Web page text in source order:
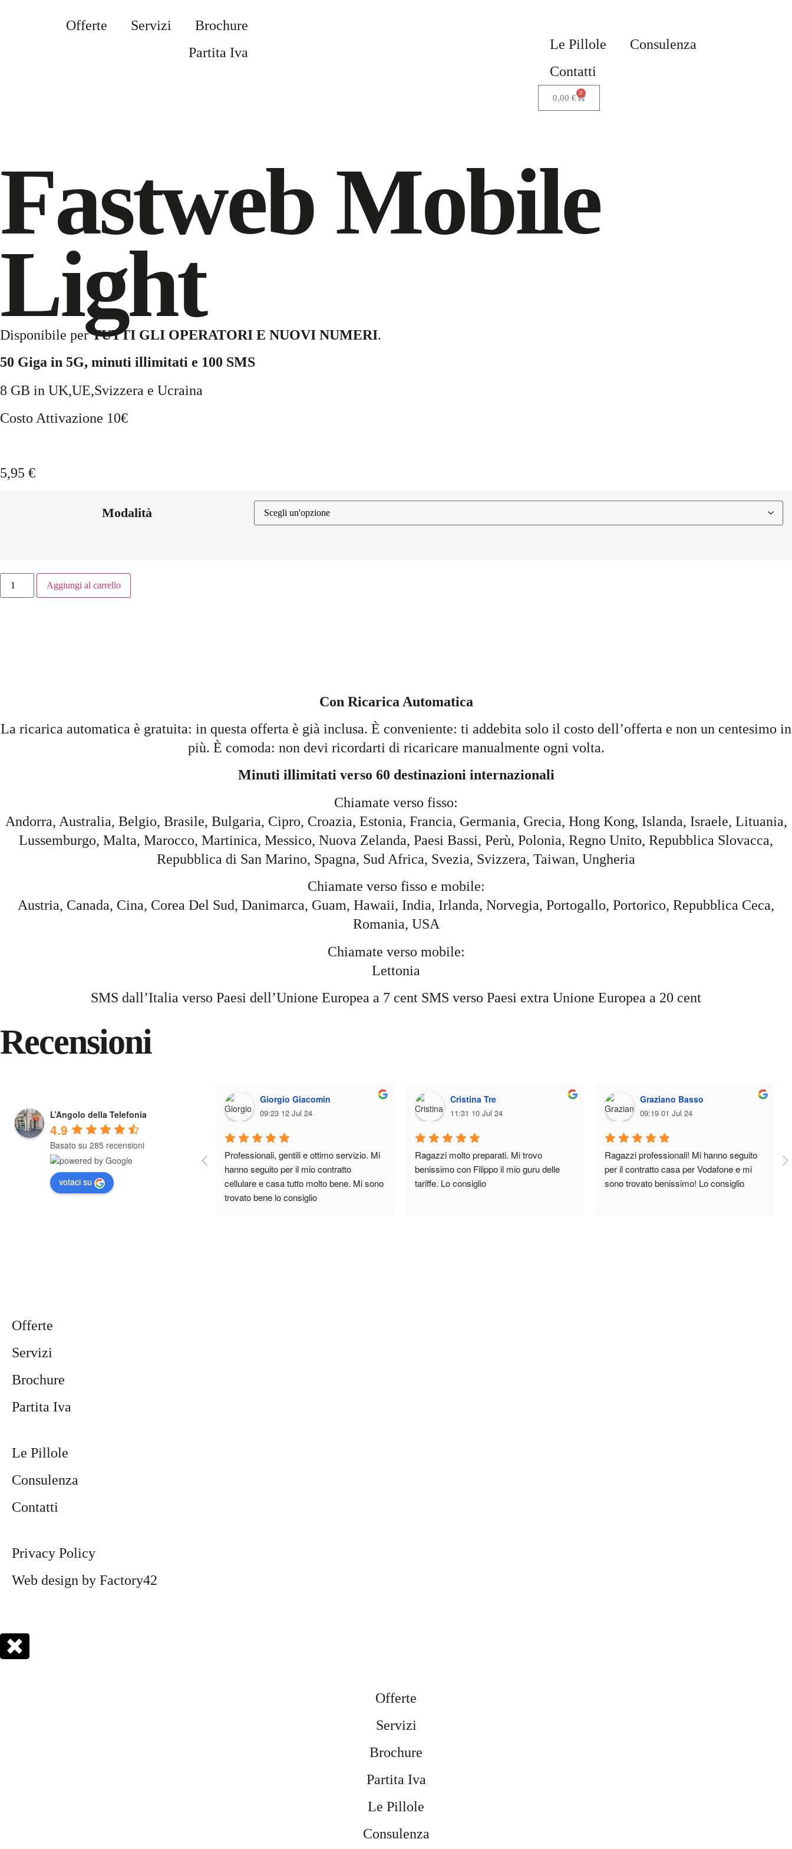
Offerte Servizi
Brochure
Partita Iva
Le Pillole
Consulenza
Contatti
0,00 € 0
Fastweb Mobile
Light
Disponibile perTUTTI GLI OPERATORI E NUOVI NUMERI.
50 Giga in 5G, minuti illimitati e 100 SMS
8 GB in UK,UE,Svizzera e Ucraina
Costo Attivazione 10€
5,95 €
Modalità
Aggiungi al carrello
Con Ricarica Automatica
La ricarica automatica è gratuita: in questa offerta è già inclusa. È conveniente: ti addebita solo il costo dell’offerta e non un centesimo in
più. È comoda: non devi ricordarti di ricaricare manualmente ogni volta.
Minuti illimitati verso 60 destinazioni internazionali
Chiamate verso fisso:
Andorra, Australia, Belgio, Brasile, Bulgaria, Cipro, Croazia, Estonia, Francia, Germania, Grecia, Hong Kong, Islanda, Israele, Lituania,
Lussemburgo, Malta, Marocco, Martinica, Messico, Nuova Zelanda, Paesi Bassi, Perù, Polonia, Regno Unito, Repubblica Slovacca,
Repubblica di San Marino, Spagna, Sud Africa, Svezia, Svizzera, Taiwan, Ungheria
Chiamate verso fisso e mobile:
Austria, Canada, Cina, Corea Del Sud, Danimarca, Guam, Hawaii, India, Irlanda, Norvegia, Portogallo, Portorico, Repubblica Ceca,
Romania, USA
Chiamate verso mobile:
Lettonia
SMS dall’Italia verso Paesi dell’Unione Europea a 7 cent SMS verso Paesi extra Unione Europea a 20 cent
Recensioni
L’Angolo della Telefonia
4.9
Basato su 285 recensioni
votaci su
Giorgio Giacomin
09:23 12 Jul 24
Professionali, gentili e ottimo servizio. Mi
hanno seguito per il mio contratto
cellulare e casa tutto molto bene. Mi sono
trovato bene lo consiglio
Cristina Tre
11:31 10 Jul 24
Ragazzi molto preparati. Mi trovo
benissimo con Filippo il mio guru delle
tariffe. Lo consiglio
Graziano Basso
09:19 01 Jul 24
Ragazzi professionali! Mi hanno seguito
per il contratto casa per Vodafone e mi
sono trovato benissimo! Lo consiglio
Offerte
Servizi
Brochure
Partita Iva
Le Pillole
Consulenza
Contatti
Privacy Policy
Web design by Factory42
Offerte
Servizi
Brochure
Partita Iva
Le Pillole
Consulenza